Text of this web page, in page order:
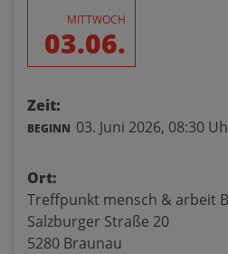
MITTWOCH
03.06.
Zeit:
BEGINN 03. Juni 2026, 08:30
Ort:
Treffpunkt mensch & arbeit
Salzburger Straße 20
5280 Braunau